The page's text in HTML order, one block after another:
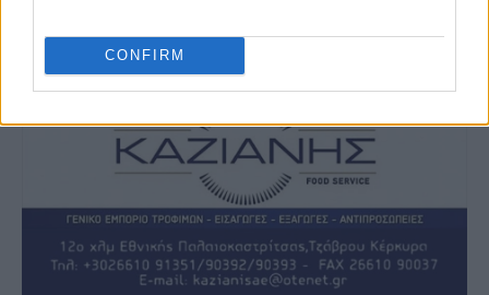
CONFIRM